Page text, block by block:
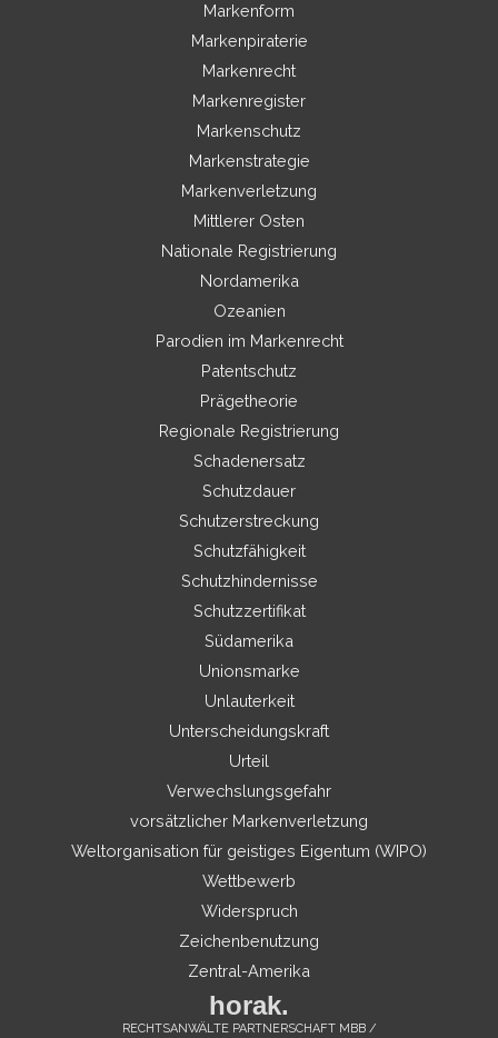
Markenform
Markenpiraterie
Markenrecht
Markenregister
Markenschutz
Markenstrategie
Markenverletzung
Mittlerer Osten
Nationale Registrierung
Nordamerika
Ozeanien
Parodien im Markenrecht
Patentschutz
Prägetheorie
Regionale Registrierung
Schadenersatz
Schutzdauer
Schutzerstreckung
Schutzfähigkeit
Schutzhindernisse
Schutzzertifikat
Südamerika
Unionsmarke
Unlauterkeit
Unterscheidungskraft
Urteil
Verwechslungsgefahr
vorsätzlicher Markenverletzung
Weltorganisation für geistiges Eigentum (WIPO)
Wettbewerb
Widerspruch
Zeichenbenutzung
Zentral-Amerika
horak.
RECHTSANWÄLTE PARTNERSCHAFT MBB /